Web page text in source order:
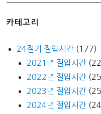
카테고리
24절기 절입시간 (177)
2021년 절입시간
2022년 절입시간
2023년 절입시간
2024년 절입시간